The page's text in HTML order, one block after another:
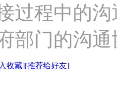
过程中的
部门的沟通
收藏][推荐给好友]